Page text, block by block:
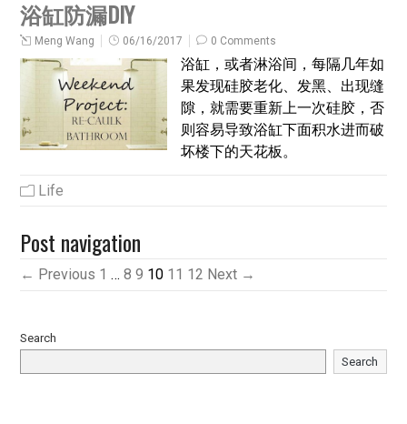
浴缸防漏DIY
Meng Wang 06/16/2017 0 Comments
浴缸，或者淋浴间，每隔几年如
果发现硅胶老化、发黑、出现缝
隙，就需要重新上一次硅胶，否
则容易导致浴缸下面积水进而破
坏楼下的天花板。
Life
Post navigation
← Previous 1 … 8 9 10 11 12 Next →
Search
Search